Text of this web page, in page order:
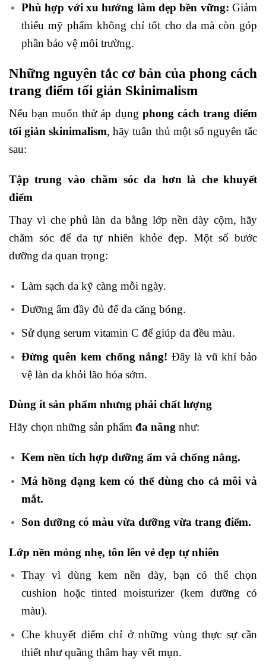
Phù hợp với xu hướng làm đẹp bền vững: Giảm
thiểu mỹ phẩm không chỉ tốt cho da mà còn góp
phần bảo vệ môi trường.
Những nguyên tắc cơ bản của phong cách
trang điểm tối giản Skinimalism
Nếu bạn muốn thử áp dụng phong cách trang điểm
tối giản skinimalism, hãy tuân thủ một số nguyên tắc
sau:
Tập trung vào chăm sóc da hơn là che khuyết
điểm
Thay vì che phủ làn da bằng lớp nền dày cộm, hãy
chăm sóc để da tự nhiên khỏe đẹp. Một số bước
dưỡng da quan trọng:
Làm sạch da kỹ càng mỗi ngày.
Dưỡng ẩm đầy đủ để da căng bóng.
Sử dụng serum vitamin C để giúp da đều màu.
Đừng quên kem chống nắng! Đây là vũ khí bảo
vệ làn da khỏi lão hóa sớm.
Dùng ít sản phẩm nhưng phải chất lượng
Hãy chọn những sản phẩm đa năng như:
Kem nền tích hợp dưỡng ẩm và chống nắng.
Má hồng dạng kem có thể dùng cho cả môi và
mắt.
Son dưỡng có màu vừa dưỡng vừa trang điểm.
Lớp nền mỏng nhẹ, tôn lên vẻ đẹp tự nhiên
Thay vì dùng kem nền dày, bạn có thể chọn
cushion hoặc tinted moisturizer (kem dưỡng có
màu).
Che khuyết điểm chỉ ở những vùng thực sự cần
thiết như quầng thâm hay vết mụn.